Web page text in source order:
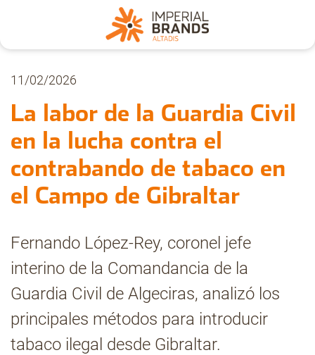
Nosotros
Secciones
Denuncia
Archivo
Estadísticas CMT
11/02/2026
La labor de la Guardia Civil
en la lucha contra el
contrabando de tabaco en
el Campo de Gibraltar
Fernando López-Rey, coronel jefe
interino de la Comandancia de la
Guardia Civil de Algeciras, analizó los
principales métodos para introducir
tabaco ilegal desde Gibraltar.